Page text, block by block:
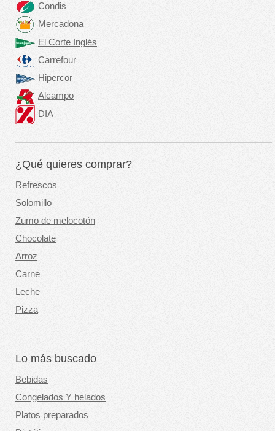
Condis
Mercadona
El Corte Inglés
Carrefour
Hipercor
Alcampo
DIA
¿Qué quieres comprar?
Refrescos
Solomillo
Zumo de melocotón
Chocolate
Arroz
Carne
Leche
Pizza
Lo más buscado
Bebidas
Congelados Y helados
Platos preparados